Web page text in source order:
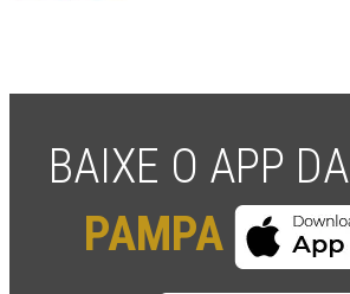
BAIXE O APP DA
PAMPA